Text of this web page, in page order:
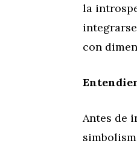
la
con
Antes de